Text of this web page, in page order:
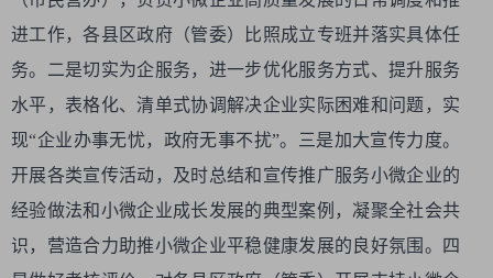
进工作，各县区政府（管委）比照成立专班并落实具体任
务。二是切实为企服务，进一步优化服务方式、提升服务
水平，表格化、清单式协调解决企业实际困难和问题，实
现“企业办事无忧，政府无事不扰”。三是加大宣传力度。
开展各类宣传活动，及时总结和宣传推广服务小微企业的
经验做法和小微企业成长发展的典型案例，凝聚全社会共
识，营造合力助推小微企业平稳健康发展的良好氛围。四